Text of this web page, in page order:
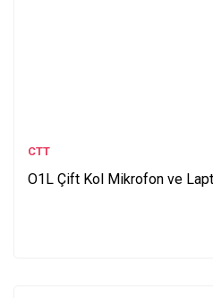
CTT
O1L Çift Kol Mikrofon ve